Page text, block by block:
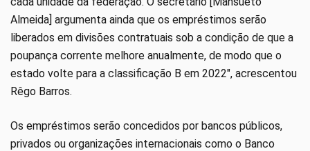
Almeida] argumenta ainda que os empréstimos serão
liberados em divisões contratuais sob a condição de que a
poupança corrente melhore anualmente, de modo que o
estado volte para a classificação B em 2022″, acrescentou
Rêgo Barros.
Os empréstimos serão concedidos por bancos públicos,
privados ou organizações internacionais como o Banco